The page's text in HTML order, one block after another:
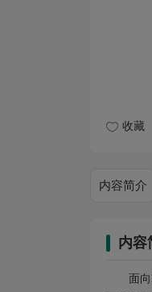
收藏
内容简介
内容
面